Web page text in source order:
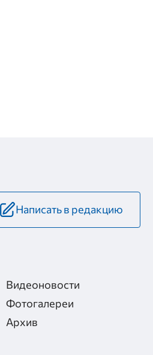
Написать в редакцию
Видеоновости
Фотогалереи
Архив